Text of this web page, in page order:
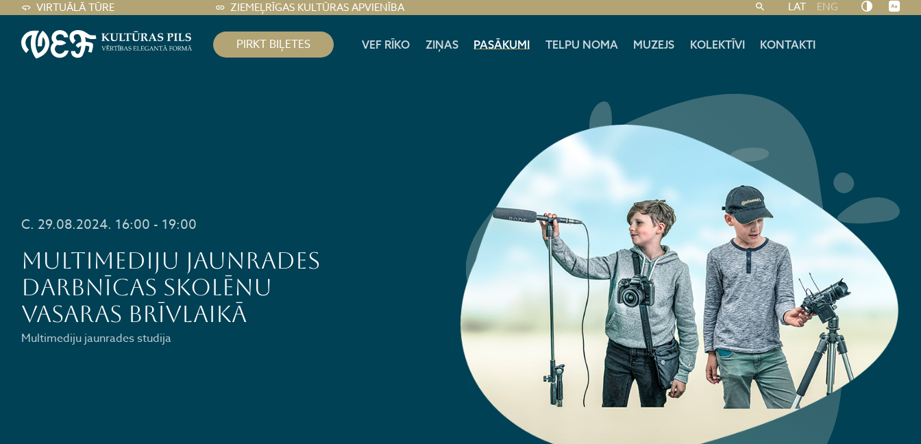
VIRTUĀLĀ TŪRE ZIEMEĻRĪGAS KULTŪRAS APVIENĪBA LAT ENG
PIRKT BIĻETES VEF RĪKO ZIŅAS PASĀKUMI TELPU NOMA MUZEJS KOLEKTĪVI KONTAKTI
C. 29.08.2024. 16:00 - 19:00
Multimediju jaunrades
darbnīcas skolēnu
vasaras brīvlaikā
Multimediju jaunrades studija